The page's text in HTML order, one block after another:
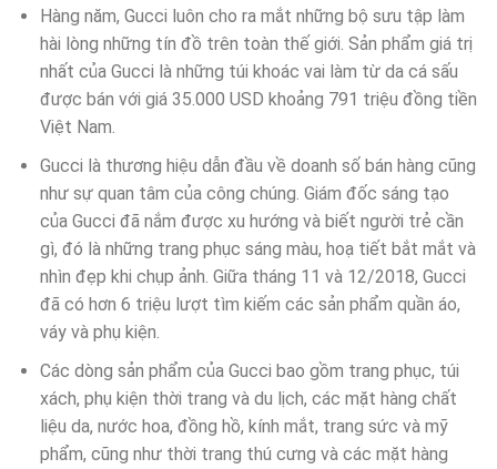
Hàng năm, Gucci luôn cho ra mắt những bộ sưu tập làm
hài lòng những tín đồ trên toàn thế giới. Sản phẩm giá trị
nhất của Gucci là những túi khoác vai làm từ da cá sấu
được bán với giá 35.000 USD khoảng 791 triệu đồng tiền
Việt Nam.
Gucci là thương hiệu dẫn đầu về doanh số bán hàng cũng
như sự quan tâm của công chúng. Giám đốc sáng tạo
của Gucci đã nắm được xu hướng và biết người trẻ cần
gì, đó là những trang phục sáng màu, hoạ tiết bắt mắt và
nhìn đẹp khi chụp ảnh. Giữa tháng 11 và 12/2018, Gucci
đã có hơn 6 triệu lượt tìm kiếm các sản phẩm quần áo,
váy và phụ kiện.
Các dòng sản phẩm của Gucci bao gồm trang phục, túi
xách, phụ kiện thời trang và du lịch, các mặt hàng chất
liệu da, nước hoa, đồng hồ, kính mắt, trang sức và mỹ
phẩm, cũng như thời trang thú cưng và các mặt hàng